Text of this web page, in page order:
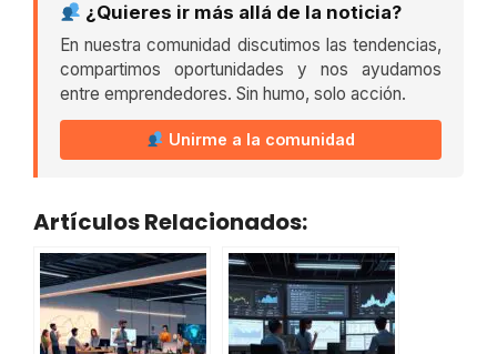
¿Quieres ir más allá de la noticia?
En nuestra comunidad discutimos las tendencias,
compartimos oportunidades y nos ayudamos
entre emprendedores. Sin humo, solo acción.
Unirme a la comunidad
Artículos Relacionados: